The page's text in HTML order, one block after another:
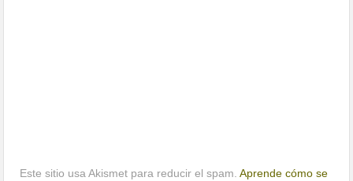
Este sitio usa Akismet para reducir el spam.Aprende cómo se